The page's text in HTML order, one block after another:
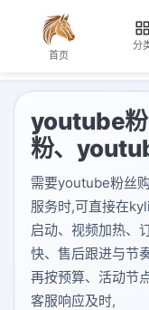
首页
分
youtube
粉、
需要youtube粉丝
服务时,可直接在
启动、视频加热、
快、售后跟进与节
再按预算、活动节
客服响应及时,